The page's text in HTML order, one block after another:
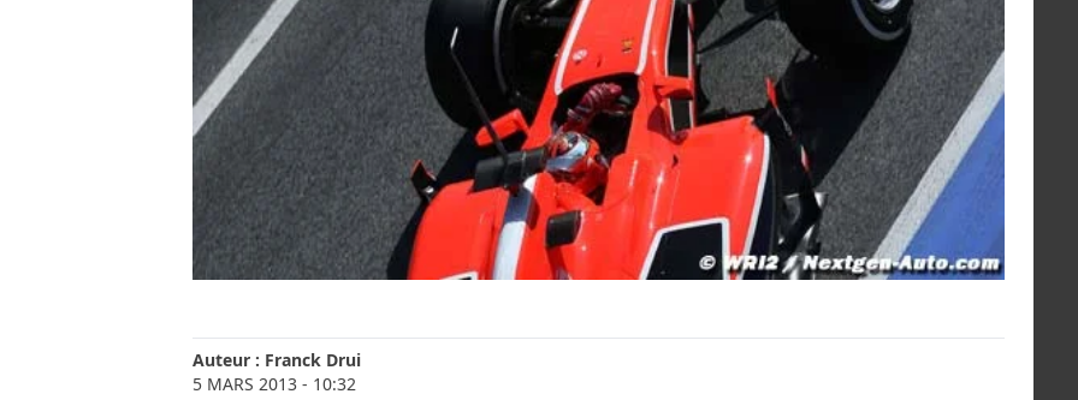
Auteur : Franck Drui
5 MARS 2013 - 10:32